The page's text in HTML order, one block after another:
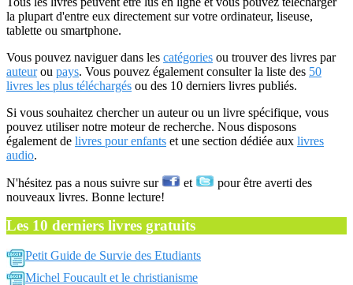
la plupart d'entre eux directement sur votre ordinateur, liseuse,
tablette ou smartphone.
Vous pouvez naviguer dans les catégories ou trouver des livres par
auteurou pays. Vous pouvez également consulter la liste des 50
livres les plus téléchargés ou des 10 derniers livres publiés.
Si vous souhaitez chercher un auteur ou un livre spécifique, vous
pouvez utiliser notre moteur de recherche. Nous disposons
également de livres pour enfants et une section dédiée aux livres
audio.
N'hésitez pas a nous suivre sur et
pour être averti des
nouveaux livres. Bonne lecture!
Les 10 derniers livres gratuits
Petit Guide de Survie des Etudiants
Michel Foucault et le christianisme